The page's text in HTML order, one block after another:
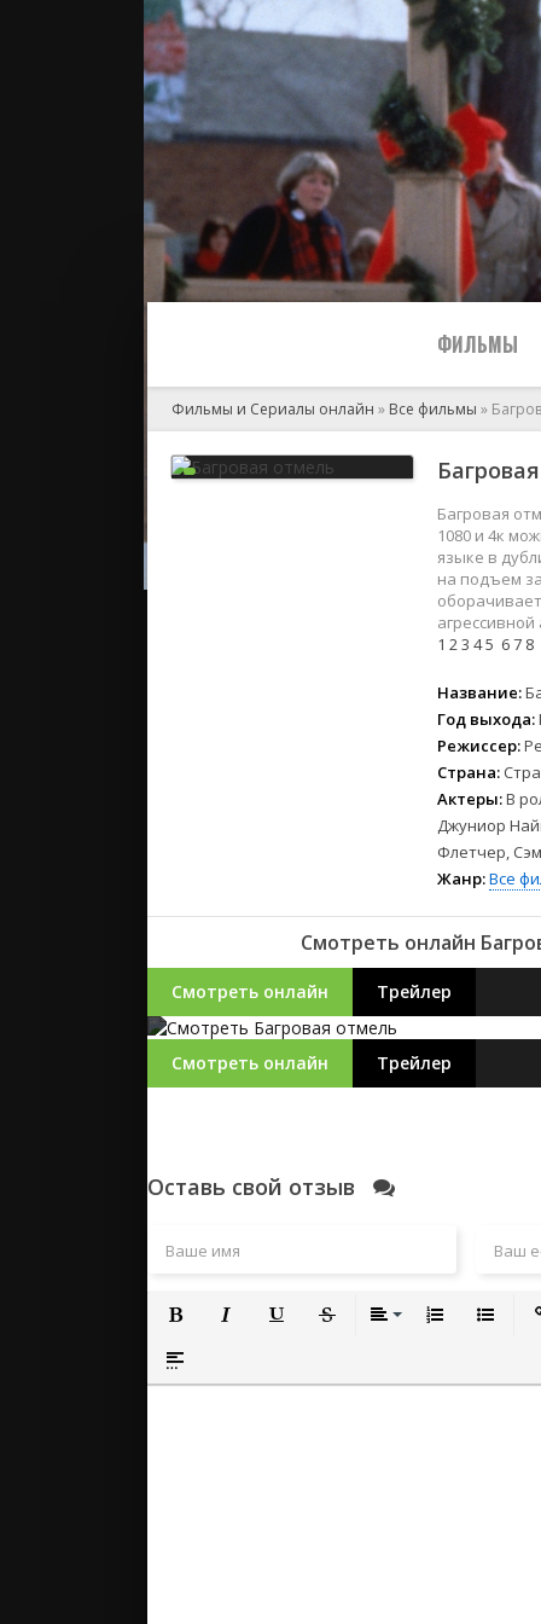
ФИЛЬМЫ
2024
2023
2022
2021
СССР
Фильмы и Сериалы онлайн » Все фильмы »
Багровая
1080 и 4к
языке в
на подъем
1 23 45 67 8
Название:
Год выхода:
Режиссер:
Страна:
Актеры:В
Джуниор
Флетчер,
Жанр:Все
Смотреть онлайн
Смотреть онлайн Трейлер
Смотреть онлайн Трейлер
Оставь свой отзыв
Полужирный
Вставка спойлера